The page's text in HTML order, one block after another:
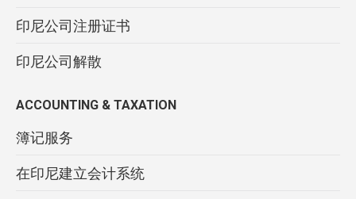
印尼公司注册证书
印尼公司解散
ACCOUNTING & TAXATION
簿记服务
在印尼建立会计系统